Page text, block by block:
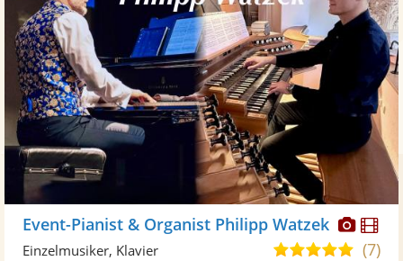
Event-Pianist & Organist Philipp Watzek
5,0(7)
Einzelmusiker, Klavier